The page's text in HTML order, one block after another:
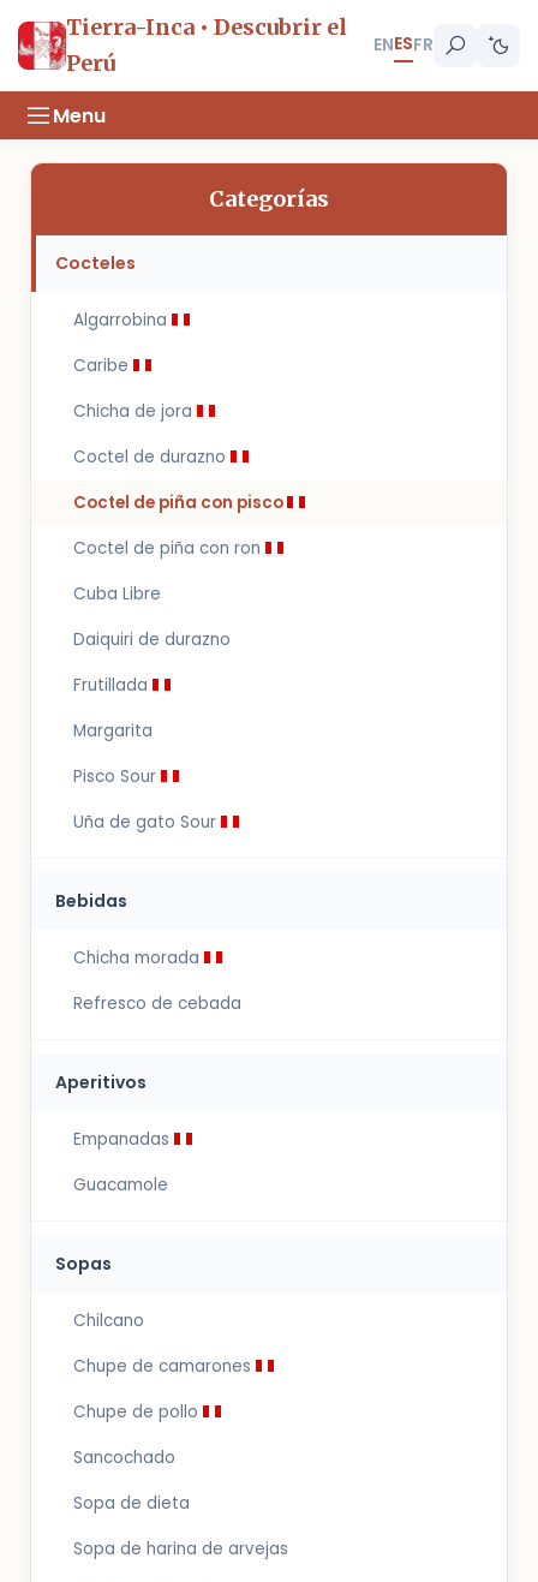
Tierra-Inca • Descubrir el
Perú
ENESFR
Menu
Categorías
Cocteles
Algarrobina
Caribe
Chicha de jora
Coctel de durazno
Coctel de piña con pisco
Coctel de piña con ron
Cuba Libre
Daiquiri de durazno
Frutillada
Margarita
Pisco Sour
Uña de gato Sour
Bebidas
Chicha morada
Refresco de cebada
Aperitivos
Empanadas
Guacamole
Sopas
Chilcano
Chupe de camarones
Chupe de pollo
Sancochado
Sopa de dieta
Sopa de harina de arvejas